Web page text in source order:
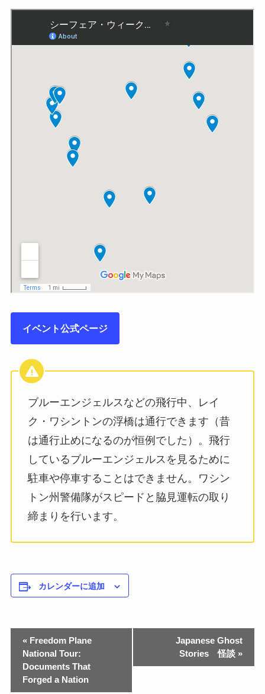
イベント公式ページ
ブルーエンジェルスなどの飛行中、レイ
ク・ワシントンの浮橋は通行できます（昔
は通行止めになるのが恒例でした）。飛行
しているブルーエンジェルスを見るために
駐車や停車することはできません。ワシン
トン州警備隊がスピードと脇見運転の取り
締まりを行います。
カレンダーに追加
«Freedom Plane
National Tour:
Documents That
Forged a Nation
Japanese Ghost
Stories 怪談 »